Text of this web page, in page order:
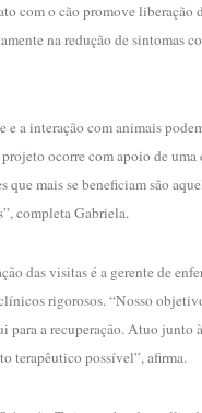
com o cão promove liberação
na redução de sintomas
a interação com animais
ocorre com apoio de
que mais se beneficiam são
completa Gabriela.
das visitas é a gerente de
rigorosos. “Nosso
para a recuperação. Atuo
terapêutico possível”, afirma.